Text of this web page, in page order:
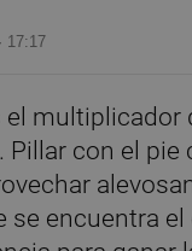
17:17
el multiplicador
Pillar con el pie
se encuentra